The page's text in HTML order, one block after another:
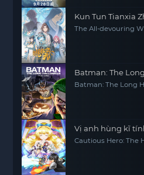
Kun Tun Tianxia
The All-devouring
Batman: The
Batman: The Long
Vị anh hùng kĩ
Cautious Hero: The